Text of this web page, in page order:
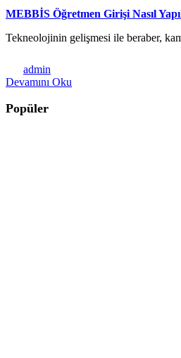
MEBBİS Öğretmen Girişi Nasıl
Tekneolojinin gelişmesi ile beraber,
admin
Devamını Oku
Popüler